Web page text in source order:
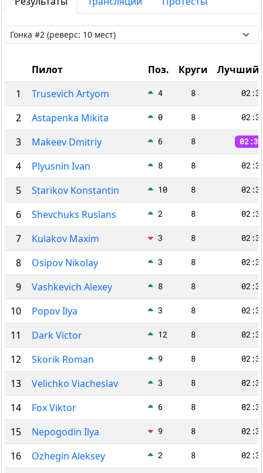
Пилот Поз. Круги
Лучший
1
Trusevich Artyom 4 8
2 Astapenka Mikita 0 8
3 Makeev Dmitriy 6 8
4 Plyusnin Ivan 8 8
5 Starikov Konstantin 10 8
6 Shevchuks Ruslans 2 8
7 Kulakov Maxim 3 8
8 Osipov Nikolay 3 8
9 Vashkevich Alexey 8 8
10 Popov Ilya 3 8
11 Dark Victor 12 8
12 Skorik Roman 9 8
13 Velichko Viacheslav 3 8
14 Fox Viktor 6 8
15 Nepogodin Ilya 9 8
16 Ozhegin Aleksey 2 8